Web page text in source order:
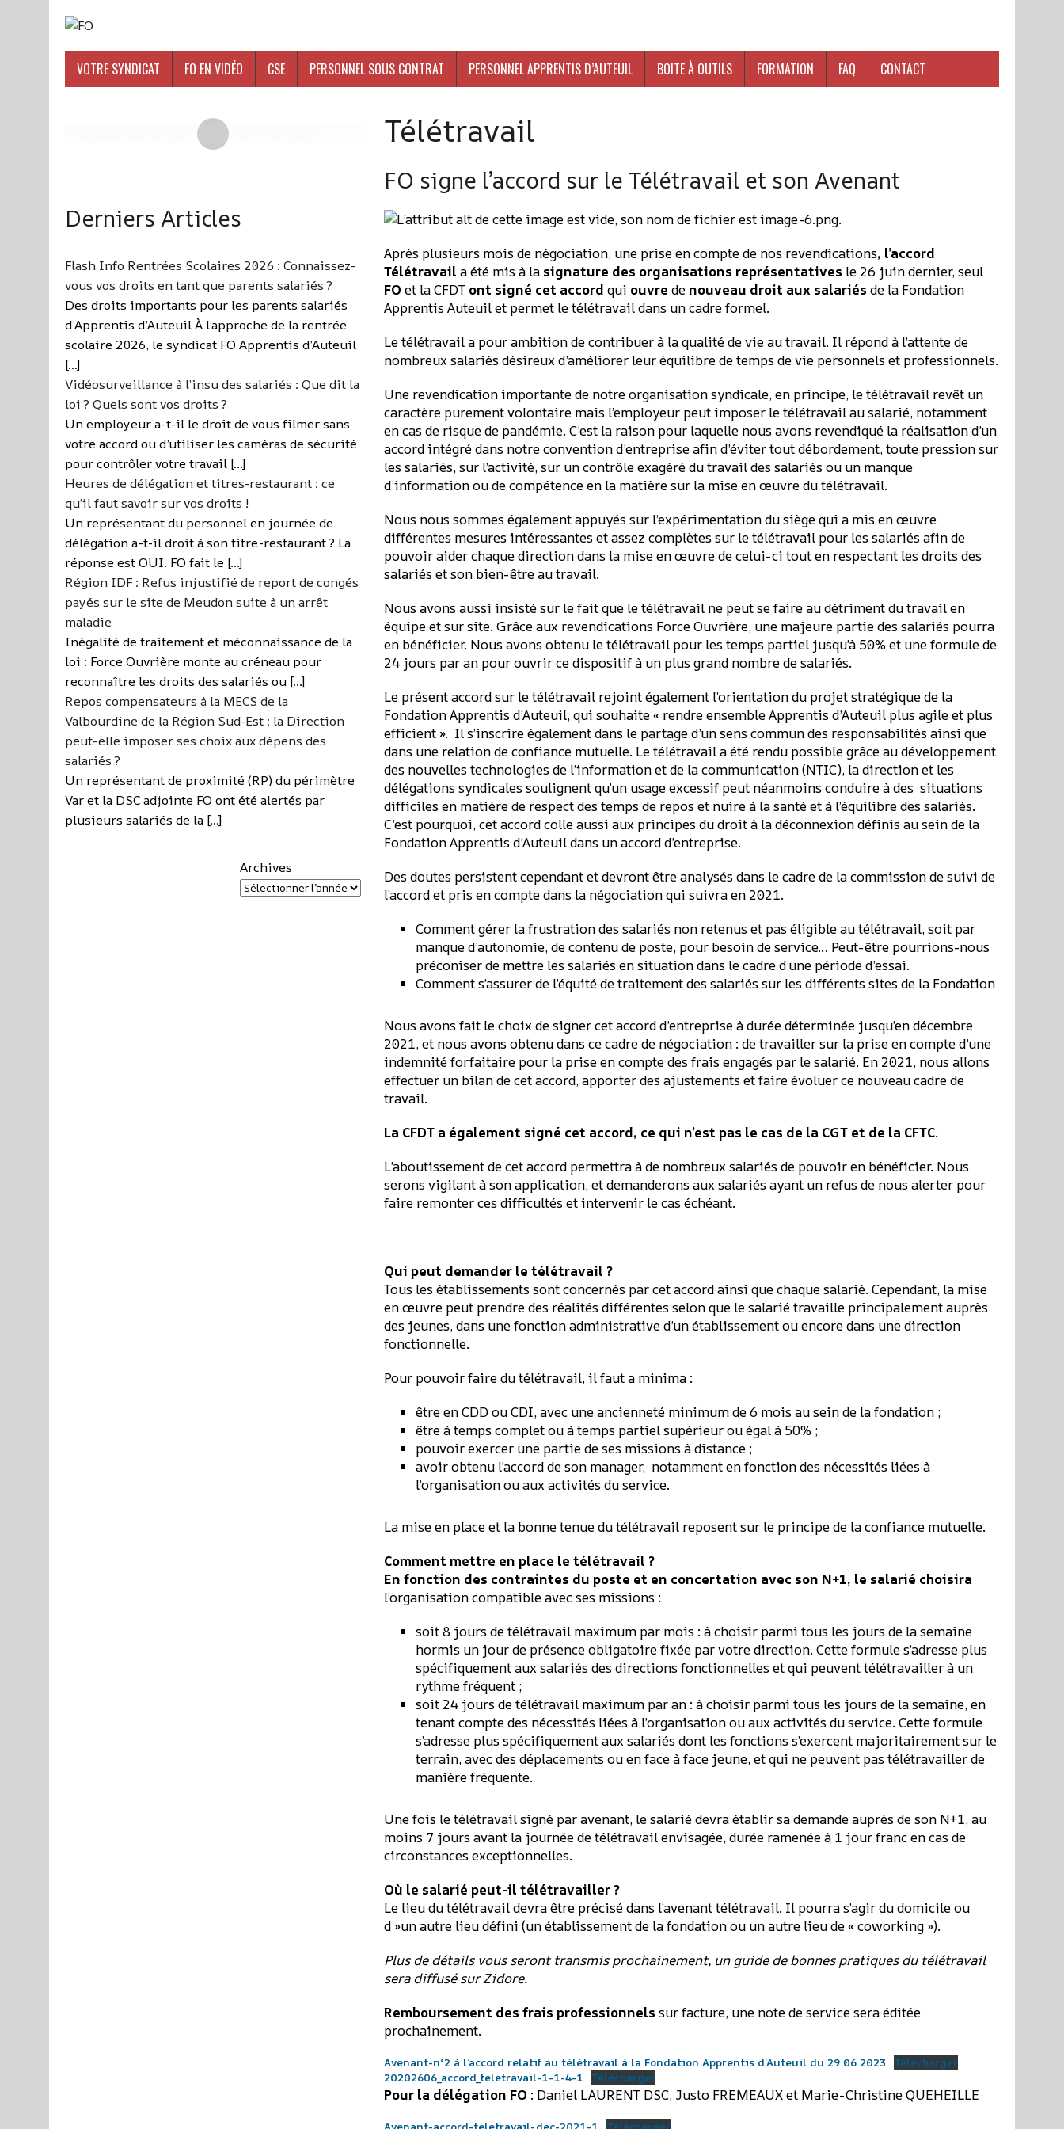
VOTRE SYNDICAT FO EN VIDÉO CSE PERSONNEL SOUS CONTRAT PERSONNEL APPRENTIS D’AUTEUIL BOITE À OUTILS FORMATION FAQ CONTACT
Télétravail
FO signe l’accord sur le Télétravail et son Avenant
Après plusieurs mois de négociation, une prise en compte de nos revendications, l’accord
Télétravail a été mis à la signature des organisations représentatives le 26 juin dernier, seul
FO et la CFDT ont signé cet accord qui ouvre denouveau droit aux salariés de la Fondation
Apprentis Auteuil et permet le télétravail dans un cadre formel.
Le télétravail a pour ambition de contribuer à la qualité de vie au travail. Il répond à l’attente de
nombreux salariés désireux d’améliorer leur équilibre de temps de vie personnels et professionnels.
Une revendication importante de notre organisation syndicale, en principe, le télétravail revêt un
caractère purement volontaire mais l’employeur peut imposer le télétravail au salarié, notamment
en cas de risque de pandémie. C’est la raison pour laquelle nous avons revendiqué la réalisation d’un
accord intégré dans notre convention d’entreprise afin d’éviter tout débordement, toute pression sur
les salariés, sur l’activité, sur un contrôle exagéré du travail des salariés ou un manque
d’information ou de compétence en la matière sur la mise en œuvre du télétravail.
Nous nous sommes également appuyés sur l’expérimentation du siège qui a mis en œuvre
différentes mesures intéressantes et assez complètes sur le télétravail pour les salariés afin de
pouvoir aider chaque direction dans la mise en œuvre de celui-ci tout en respectant les droits des
salariés et son bien-être au travail.
Nous avons aussi insisté sur le fait que le télétravail ne peut se faire au détriment du travail en
équipe et sur site. Grâce aux revendications Force Ouvrière, une majeure partie des salariés pourra
en bénéficier. Nous avons obtenu le télétravail pour les temps partiel jusqu’à 50% et une formule de
24 jours par an pour ouvrir ce dispositif à un plus grand nombre de salariés.
Le présent accord sur le télétravail rejoint également l’orientation du projet stratégique de la
Fondation Apprentis d’Auteuil, qui souhaite « rendre ensemble Apprentis d’Auteuil plus agile et plus
efficient ». Il s’inscrire également dans le partage d’un sens commun des responsabilités ainsi que
dans une relation de confiance mutuelle. Le télétravail a été rendu possible grâce au développement
des nouvelles technologies de l’information et de la communication (NTIC), la direction et les
délégations syndicales soulignent qu’un usage excessif peut néanmoins conduire à des situations
difficiles en matière de respect des temps de repos et nuire à la santé et à l’équilibre des salariés.
C’est pourquoi, cet accord colle aussi aux principes du droit à la déconnexion définis au sein de la
Fondation Apprentis d’Auteuil dans un accord d’entreprise.
Des doutes persistent cependant et devront être analysés dans le cadre de la commission de suivi de
l’accord et pris en compte dans la négociation qui suivra en 2021.
Comment gérer la frustration des salariés non retenus et pas éligible au télétravail, soit par
manque d’autonomie, de contenu de poste, pour besoin de service… Peut-être pourrions-nous
préconiser de mettre les salariés en situation dans le cadre d’une période d’essai.
Comment s’assurer de l’équité de traitement des salariés sur les différents sites de la Fondation
Nous avons fait le choix de signer cet accord d’entreprise à durée déterminée jusqu’en décembre
2021, et nous avons obtenu dans ce cadre de négociation : de travailler sur la prise en compte d’une
indemnité forfaitaire pour la prise en compte des frais engagés par le salarié. En 2021, nous allons
effectuer un bilan de cet accord, apporter des ajustements et faire évoluer ce nouveau cadre de
travail.
La CFDT a également signé cet accord, ce qui n’est pas le cas de la CGT et de la CFTC.
L’aboutissement de cet accord permettra à de nombreux salariés de pouvoir en bénéficier. Nous
serons vigilant à son application, et demanderons aux salariés ayant un refus de nous alerter pour
faire remonter ces difficultés et intervenir le cas échéant.
Qui peut demander le télétravail ?
Tous les établissements sont concernés par cet accord ainsi que chaque salarié. Cependant, la mise
en œuvre peut prendre des réalités différentes selon que le salarié travaille principalement auprès
des jeunes, dans une fonction administrative d’un établissement ou encore dans une direction
fonctionnelle.
Pour pouvoir faire du télétravail, il faut a minima :
être en CDD ou CDI, avec une ancienneté minimum de 6 mois au sein de la fondation ;
être à temps complet ou à temps partiel supérieur ou égal à 50% ;
pouvoir exercer une partie de ses missions à distance ;
avoir obtenu l’accord de son manager, notamment en fonction des nécessités liées à
l’organisation ou aux activités du service.
La mise en place et la bonne tenue du télétravail reposent sur le principe de la confiance mutuelle.
Comment mettre en place le télétravail ?
En fonction des contraintes du poste et en concertation avec son N+1, le salarié choisira
l’organisation compatible avec ses missions :
soit 8 jours de télétravail maximum par mois : à choisir parmi tous les jours de la semaine
hormis un jour de présence obligatoire fixée par votre direction. Cette formule s’adresse plus
spécifiquement aux salariés des directions fonctionnelles et qui peuvent télétravailler à un
rythme fréquent ;
soit 24 jours de télétravail maximum par an : à choisir parmi tous les jours de la semaine, en
tenant compte des nécessités liées à l’organisation ou aux activités du service. Cette formule
s’adresse plus spécifiquement aux salariés dont les fonctions s’exercent majoritairement sur le
terrain, avec des déplacements ou en face à face jeune, et qui ne peuvent pas télétravailler de
manière fréquente.
Une fois le télétravail signé par avenant, le salarié devra établir sa demande auprès de son N+1, au
moins 7 jours avant la journée de télétravail envisagée, durée ramenée à 1 jour franc en cas de
circonstances exceptionnelles.
Où le salarié peut-il télétravailler ?
Le lieu du télétravail devra être précisé dans l’avenant télétravail. Il pourra s’agir du domicile ou
d »un autre lieu défini (un établissement de la fondation ou un autre lieu de « coworking »).
Plus de détails vous seront transmis prochainement, un guide de bonnes pratiques du télétravail
sera diffusé sur Zidore.
Remboursement des frais professionnels sur facture, une note de service sera éditée
prochainement.
Avenant-n°2 à l’accord relatif au télétravail à la Fondation Apprentis d’Auteuil du 29.06.2023
Télécharger
20202606_accord_teletravail-1-1-4-1
Télécharger
Pour la délégation FO : Daniel LAURENT DSC, Justo FREMEAUX et Marie-Christine QUEHEILLE
Derniers Articles
Flash Info Rentrées Scolaires 2026 : Connaissez-
vous vos droits en tant que parents salariés ?
Des droits importants pour les parents salariés
d’Apprentis d’Auteuil À l’approche de la rentrée
scolaire 2026, le syndicat FO Apprentis d’Auteuil
[…]
Vidéosurveillance à l’insu des salariés : Que dit la
loi ? Quels sont vos droits ?
Un employeur a-t-il le droit de vous filmer sans
votre accord ou d’utiliser les caméras de sécurité
pour contrôler votre travail […]
Heures de délégation et titres-restaurant : ce
qu’il faut savoir sur vos droits !
Un représentant du personnel en journée de
délégation a-t-il droit à son titre-restaurant ? La
réponse est OUI. FO fait le […]
Région IDF : Refus injustifié de report de congés
payés sur le site de Meudon suite à un arrêt
maladie
Inégalité de traitement et méconnaissance de la
loi : Force Ouvrière monte au créneau pour
reconnaître les droits des salariés ou […]
Repos compensateurs à la MECS de la
Valbourdine de la Région Sud-Est : la Direction
peut-elle imposer ses choix aux dépens des
salariés ?
Un représentant de proximité (RP) du périmètre
Var et la DSC adjointe FO ont été alertés par
plusieurs salariés de la […]
Archives